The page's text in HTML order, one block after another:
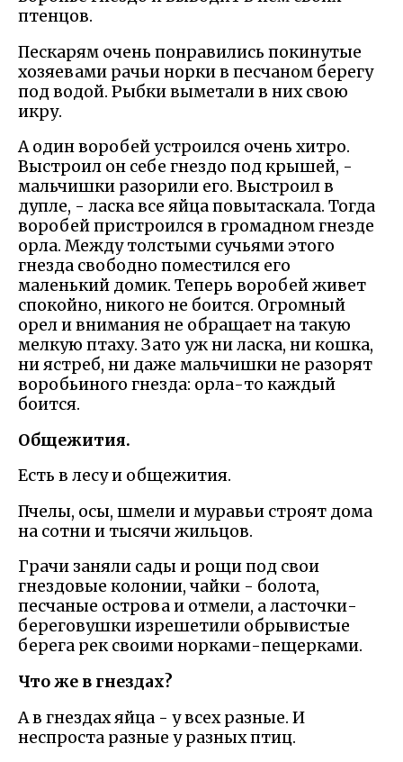
птенцов.
Пескарям очень понравились покинутые
хозяевами рачьи норки в песчаном берегу
под водой. Рыбки выметали в них свою
икру.
А один воробей устроился очень хитро.
Выстроил он себе гнездо под крышей, -
мальчишки разорили его. Выстроил в
дупле, - ласка все яйца повытаскала. Тогда
воробей пристроился в громадном гнезде
орла. Между толстыми сучьями этого
гнезда свободно поместился его
маленький домик. Теперь воробей живет
спокойно, никого не боится. Огромный
орел и внимания не обращает на такую
мелкую птаху. Зато уж ни ласка, ни кошка,
ни ястреб, ни даже мальчишки не разорят
воробьиного гнезда: орла-то каждый
боится.
Общежития.
Есть в лесу и общежития.
Пчелы, осы, шмели и муравьи строят дома
на сотни и тысячи жильцов.
Грачи заняли сады и рощи под свои
гнездовые колонии, чайки - болота,
песчаные острова и отмели, а ласточки-
береговушки изрешетили обрывистые
берега рек своими норками-пещерками.
Что же в гнездах?
А в гнездах яйца - у всех разные. И
неспроста разные у разных птиц.